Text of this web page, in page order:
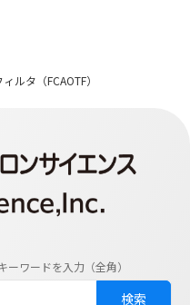
ルタ（FCAOTF）
ワードを入力（全角）